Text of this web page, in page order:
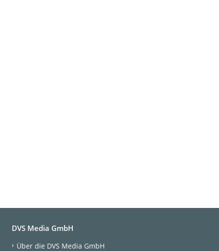
DVS Media GmbH
Über die DVS Media GmbH